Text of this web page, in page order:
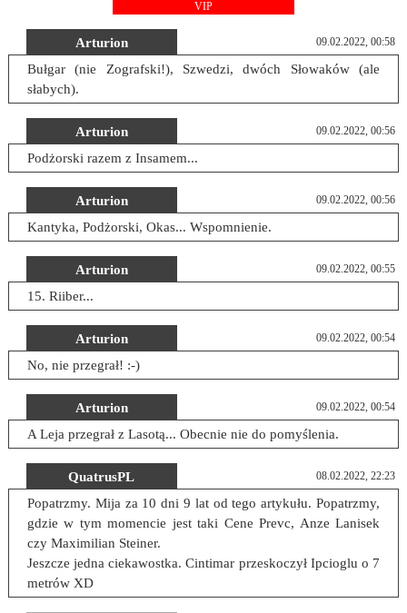
VIP
Arturion 09.02.2022, 00:58
Bułgar (nie Zografski!), Szwedzi, dwóch Słowaków (ale
słabych).
Arturion 09.02.2022, 00:56
Podżorski razem z Insamem...
Arturion 09.02.2022, 00:56
Kantyka, Podżorski, Okas... Wspomnienie.
Arturion 09.02.2022, 00:55
15. Riiber...
Arturion 09.02.2022, 00:54
No, nie przegrał! :-)
Arturion 09.02.2022, 00:54
A Leja przegrał z Lasotą... Obecnie nie do pomyślenia.
QuatrusPL 08.02.2022, 22:23
Popatrzmy. Mija za 10 dni 9 lat od tego artykułu. Popatrzmy,
gdzie w tym momencie jest taki Cene Prevc, Anze Lanisek
czy Maximilian Steiner.
Jeszcze jedna ciekawostka. Cintimar przeskoczył Ipcioglu o 7
metrów XD